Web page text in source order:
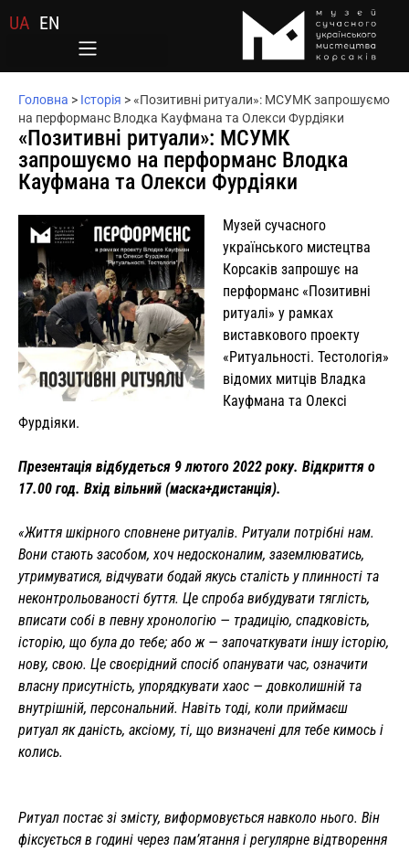
UA EN
Головна > Історія >«Позитивні ритуали»: МСУМК запрошуємо
на перформанс Влодка Кауфмана та Олекси Фурдіяки
«Позитивні ритуали»: МСУМК
запрошуємо на перформанс Влодка
Кауфмана та Олекси Фурдіяки
Музей сучасного
українського мистецтва
Корсаків запрошує на
перформанс «Позитивні
ритуалі» у рамках
виставкового проекту
«Ритуальності. Тестологія»
відомих митців Владка
Кауфмана та Олексі
Фурдіяки.
Презентація відбудеться 9 лютого 2022 року. Відкриття о
17.00 год. Вхід вільний (маска+дистанція).
«Життя шкірного сповнене ритуалів. Ритуали потрібні нам.
Вони стають засобом, хоч недосконалим, заземлюватись,
утримуватися, відчувати бодай якусь сталість у плинності та
неконтрольованості буття. Це спроба вибудувати тяглість,
вписати собі в певну хронологію — традицію, спадковість,
історію, що була до тебе; або ж — започаткувати іншу історію,
нову, свою. Це своєрідний спосіб опанувати час, означити
власну присутність, упорядкувати хаос — довколишній та
внутрішній, персональний. Навіть тоді, коли приймаєш
ритуал як даність, аксіому, ті, що визначені для тебе кимось і
колись.
Ритуал постає зі змісту, виформовується навколо нього. Він
фіксується в годині через пам’ятання і регулярне відтворення